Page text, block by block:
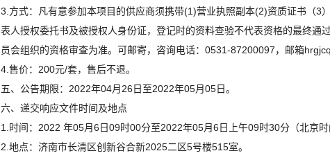
3.方式：凡有意参加本项目的供应商须携带(1)营业执照副本(2)资质证书（3
表人授权委托书及被授权人身份证，登记时的资料查验不代表资格的最终通
员会组织的资格审查为准。可邮寄，咨询电话：0531-87200097，邮箱
4.售价：200元/套，售后不退。
五、公告期限：2022年04月26日至2022年05月05日。
六、递交响应文件时间及地点
1.时间：2022 年05月6日09时00分至2022年05月6日上午09时30分（北京
2.地点：济南市长清区创新谷合新2025二区5号楼515室。